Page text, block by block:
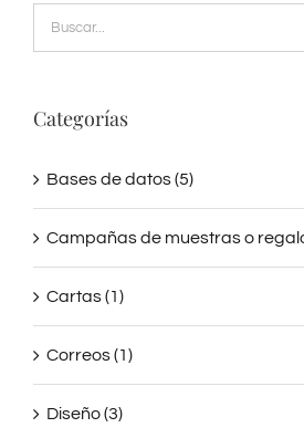
Buscar:
Categorías
Bases de datos (5)
Campañas de muestras o
Cartas (1)
Correos (1)
Diseño (3)